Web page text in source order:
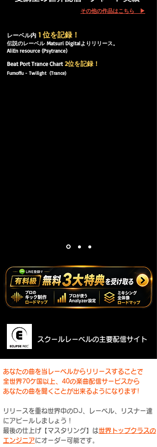
その他の作品はこちら ▶︎
レーベル内 1 位を記録！
伝説のレーベル Matsuri Digitalよりリリース。
AliEn resource (Psytrance)
Beat Port Trance Chart 2位を記録！
Fumoffu - Twilight (Trance)
​スクールレーベルの主要配信サイト
あなたの曲を当レーベルからリリースすることで
全世界70ケ国以上、40の楽曲配信サービスから
あなたの曲を聞くことが出来るようになります!
​リリースを重ね世界中のDJ、レーベル、リスナー達
にアピールしましょう！
​最後の仕上げ【マスタリング】は世界トップクラスの
エンジニアにオーダー可能です。